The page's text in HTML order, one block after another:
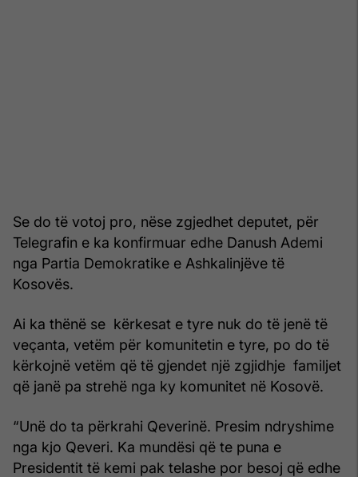
Se do të votoj pro, nëse zgjedhet deputet, për
Telegrafin e ka konfirmuar edhe Danush Ademi
nga Partia Demokratike e Ashkalinjëve të
Kosovës.
Ai ka thënë se kërkesat e tyre nuk do të jenë të
veçanta, vetëm për komunitetin e tyre, po do të
kërkojnë vetëm që të gjendet një zgjidhje familjet
që janë pa strehë nga ky komunitet në Kosovë.
“Unë do ta përkrahi Qeverinë. Presim ndryshime
nga kjo Qeveri. Ka mundësi që te puna e
Presidentit të kemi pak telashe por besoj që edhe